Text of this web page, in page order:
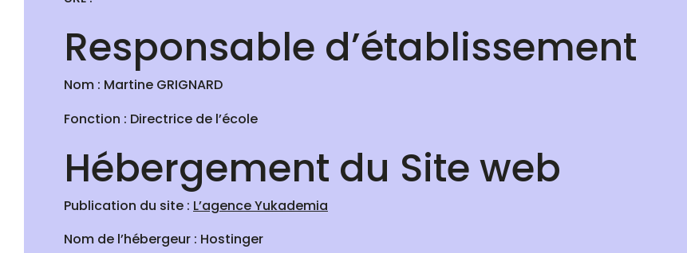
Responsable d’établissement
Nom : Martine GRIGNARD
Fonction : Directrice de l’école
Hébergement du Site web
Publication du site : L’agence Yukademia
Nom de l’hébergeur : Hostinger